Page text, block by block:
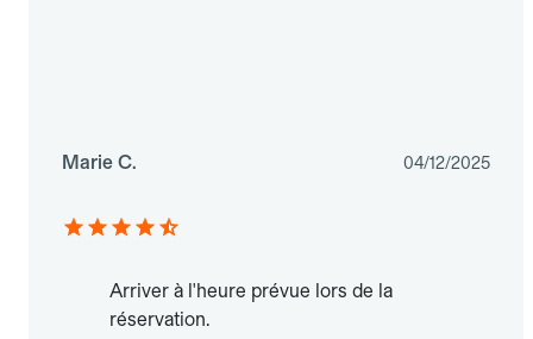
Marie C. 04/12/2025
Arriver à l'heure prévue lors de la
réservation.